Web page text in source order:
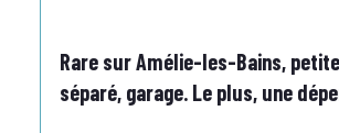
Rare sur Amélie-les-Bains,
séparé, garage. Le plus, une